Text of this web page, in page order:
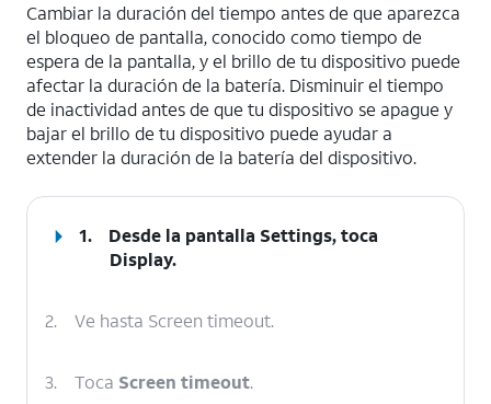
Cambiar la duración del tiempo antes de que aparezca
el bloqueo de pantalla, conocido como tiempo de
espera de la pantalla, y el brillo de tu dispositivo puede
afectar la duración de la batería. Disminuir el tiempo
de inactividad antes de que tu dispositivo se apague y
bajar el brillo de tu dispositivo puede ayudar a
extender la duración de la batería del dispositivo.
1.
Desde la pantalla Settings, toca
Display.
2. Ve hasta Screen timeout.
3. Toca Screen timeout.